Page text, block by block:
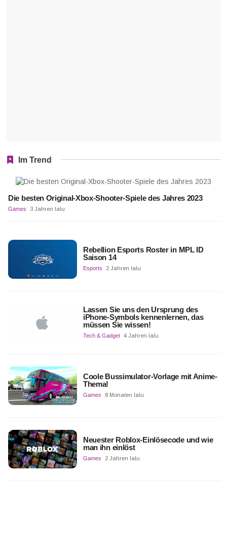
Im Trend
Die besten Original-Xbox-Shooter-Spiele des Jahres 2023
Games 3 Jahren lalu
Rebellion Esports Roster in MPL ID
Saison 14
Esports 2 Jahren lalu
Lassen Sie uns den Ursprung des
iPhone-Symbols kennenlernen, das
müssen Sie wissen!
Tech & Gadget 4 Jahren lalu
Coole Bussimulator-Vorlage mit Anime-
Thema!
Games 8 Monaten lalu
Neuester Roblox-Einlösecode und wie
man ihn einlöst
Games 2 Jahren lalu